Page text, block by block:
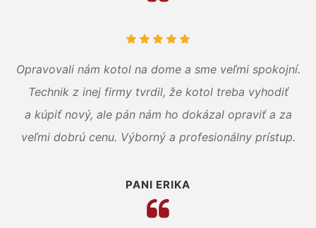
Opravovali nám kotol na dome a sme veľmi spokojní.
Technik z inej firmy tvrdil, že kotol treba vyhodiť
a kúpiť nový, ale pán nám ho dokázal opraviť a za
veľmi dobrú cenu. Výborný a profesionálny prístup.
PANI ERIKA